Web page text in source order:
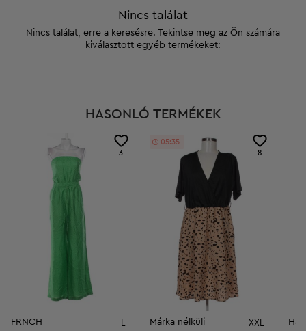
Nincs találat
Nincs találat, erre a keresésre. Tekintse meg az Ön számára
kiválasztott egyéb termékeket:
HASONLÓ TERMÉKEK
3
FRNCH L
8
Márka nélküli XXL
05:34